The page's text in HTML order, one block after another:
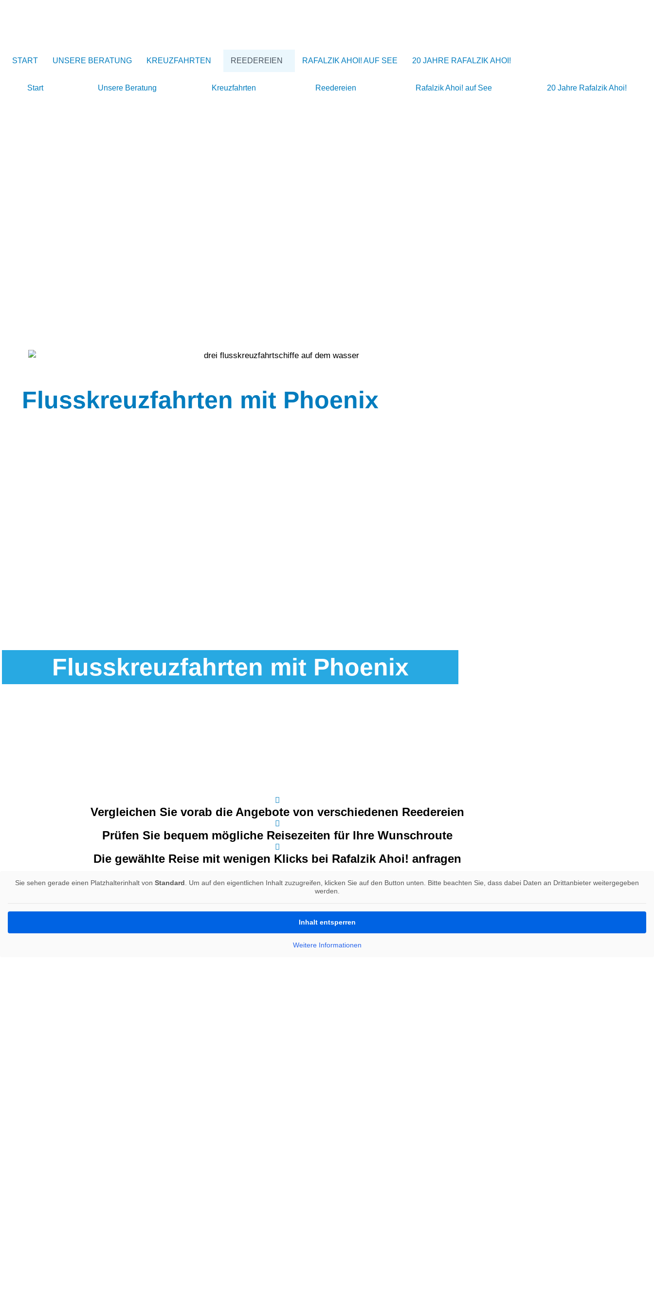
START UNSERE BERATUNG KREUZFAHRTEN REEDEREIEN RAFALZIK AHOI! AUF SEE 20 JAHRE RAFALZIK AHOI!
Start Unsere Beratung Kreuzfahrten Reedereien Rafalzik Ahoi! auf See 20 Jahre Rafalzik Ahoi!
Flusskreuzfahrten mit Phoenix
Flusskreuzfahrten mit Phoenix
Vergleichen Sie vorab die Angebote von verschiedenen Reedereien
Prüfen Sie bequem mögliche Reisezeiten für Ihre Wunschroute
Die gewählte Reise mit wenigen Klicks bei Rafalzik Ahoi! anfragen
Sie sehen gerade einen Platzhalterinhalt von Standard . Um auf den eigentlichen Inhalt zuzugreifen, klicken Sie auf den Button unten. Bitte beachten Sie, dass dabei Daten an Drittanbieter weitergegeben
werden.
Inhalt entsperren
Weitere Informationen